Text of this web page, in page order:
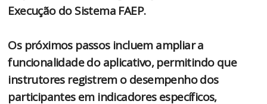
Execução do Sistema FAEP.
Os próximos passos incluem ampliar a
funcionalidade do aplicativo, permitindo que
instrutores registrem o desempenho dos
participantes em indicadores específicos,